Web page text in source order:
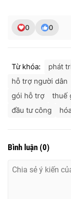
0 0
Từ khóa: phát
hỗ trợ người dân
gói hỗ trợ
thuế
đầu tư công
Bình luận (0)